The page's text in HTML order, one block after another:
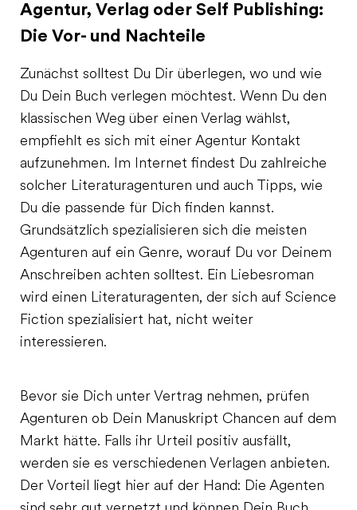
Agentur, Verlag oder Self Publishing:
Die Vor- und Nachteile
Zunächst solltest Du Dir überlegen, wo und wie
Du Dein Buch verlegen möchtest. Wenn Du den
klassischen Weg über einen Verlag wählst,
empfiehlt es sich mit einer Agentur Kontakt
aufzunehmen. Im Internet findest Du zahlreiche
solcher Literaturagenturen und auch Tipps, wie
Du die passende für Dich finden kannst.
Grundsätzlich spezialisieren sich die meisten
Agenturen auf ein Genre, worauf Du vor Deinem
Anschreiben achten solltest. Ein Liebesroman
wird einen Literaturagenten, der sich auf Science
Fiction spezialisiert hat, nicht weiter
interessieren.
Bevor sie Dich unter Vertrag nehmen, prüfen
Agenturen ob Dein Manuskript Chancen auf dem
Markt hätte. Falls ihr Urteil positiv ausfällt,
werden sie es verschiedenen Verlagen anbieten.
Der Vorteil liegt hier auf der Hand: Die Agenten